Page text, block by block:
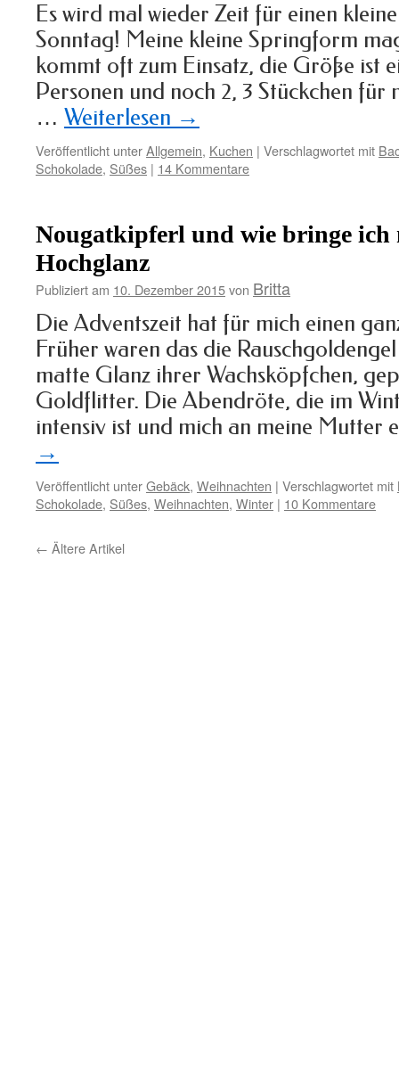
Es wird mal wieder Zeit für einen
Sonntag! Meine kleine Springform
kommt oft zum Einsatz, die Größe ist
Personen und noch 2, 3 Stückchen
… Weiterlesen →
Veröffentlicht unterAllgemein, Kuchen | Verschlagwortet mit
Schokolade, Süßes | 14 Kommentare
Nougatkipferl und wie bringe ich
Hochglanz
Publiziert am 10. Dezember 2015von Britta
Die Adventszeit hat für mich einen
Früher waren das die
matte Glanz ihrer Wachsköpfchen,
Goldflitter. Die Abendröte, die im
intensiv ist und mich an meine
→
Veröffentlicht unterGebäck, Weihnachten | Verschlagwortet mit
Schokolade, Süßes, Weihnachten, Winter | 10 Kommentare
← Ältere Artikel